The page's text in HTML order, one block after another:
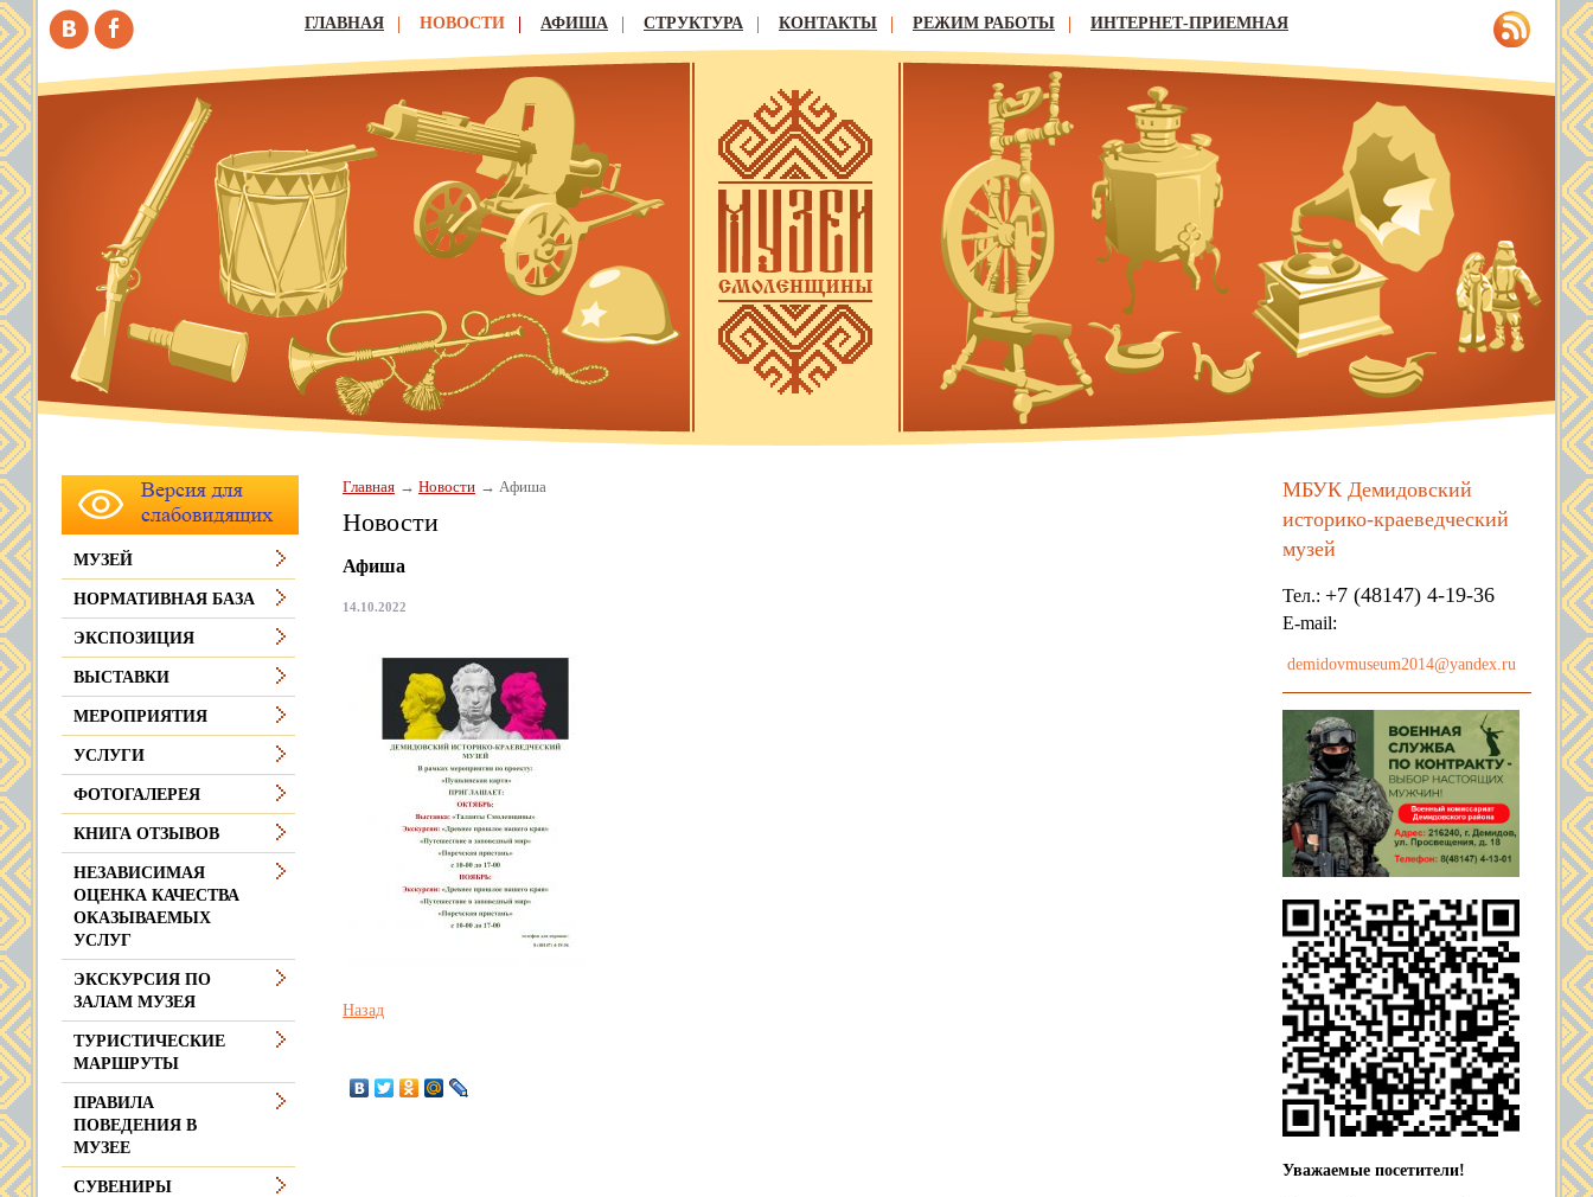
ГЛАВНАЯ НОВОСТИ АФИША СТРУКТУРА КОНТАКТЫ РЕЖИМ РАБОТЫ ИНТЕРНЕТ-ПРИЕМНАЯ
Главная Новости Афиша
Новости
Афиша
14.10.2022
Назад
МУЗЕЙ
НОРМАТИВНАЯ БАЗА
ЭКСПОЗИЦИЯ
ВЫСТАВКИ
МЕРОПРИЯТИЯ
УСЛУГИ
ФОТОГАЛЕРЕЯ
КНИГА ОТЗЫВОВ
НЕЗАВИСИМАЯ
ОЦЕНКА КАЧЕСТВА
ОКАЗЫВАЕМЫХ
УСЛУГ
ЭКСКУРСИЯ ПО
ЗАЛАМ МУЗЕЯ
ТУРИСТИЧЕСКИЕ
МАРШРУТЫ
ПРАВИЛА
ПОВЕДЕНИЯ В
МУЗЕЕ
СУВЕНИРЫ
МБУК Демидовский
историко-краеведческий
музей
Тел.: +7 (48147) 4-19-36
E-mail:
demidovmuseum2014@yandex.ru
Уважаемые посетители!